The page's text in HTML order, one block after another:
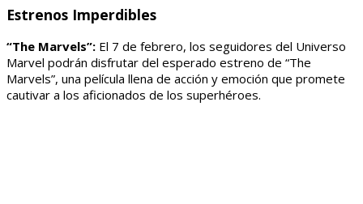
Estrenos Imperdibles
“The Marvels”: El 7 de febrero, los seguidores del Universo
Marvel podrán disfrutar del esperado estreno de “The
Marvels”, una película llena de acción y emoción que promete
cautivar a los aficionados de los superhéroes.